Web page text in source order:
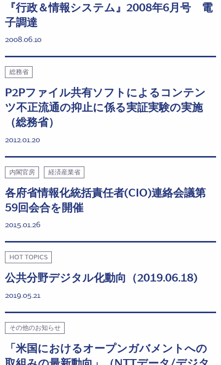
『行政＆情報システム』2008年6月号 電
子調達
2008.06.10
総務省
P2Pファイル共有ソフトによるコンテン
ツ不正流通の抑止に係る実証実験の実施
（総務省）
2012.01.20
内閣官房 経済産業省
各府省情報化統括責任者(CIO)連絡会議第
59回会合を開催
2015.01.26
HOT TOPICS
公共分野デジタル化動向（2019.06.18)
2019.05.21
その他のお知らせ
「米国におけるオープンガバメントへの